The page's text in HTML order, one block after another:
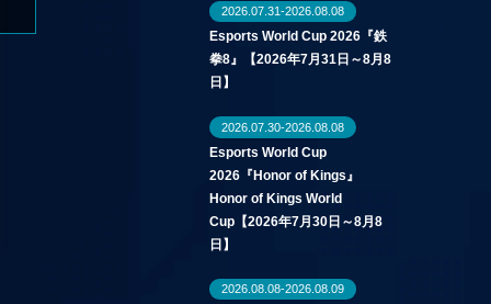
2026.07.31-2026.08.08
Esports World Cup 2026『鉄
拳8』【2026年7月31日～8月8
日】
2026.07.30-2026.08.08
Esports World Cup
2026『Honor of Kings』
Honor of Kings World
Cup【2026年7月30日～8月8
日】
2026.08.08-2026.08.09